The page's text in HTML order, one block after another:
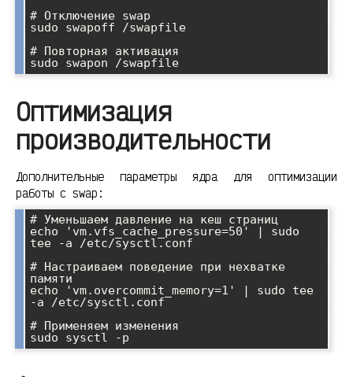
# Отключение swap
sudo swapoff /swapfile
# Повторная активация
sudo swapon /swapfile
Оптимизация
производительности
Дополнительные параметры ядра для оптимизации
работы с swap:
# Уменьшаем давление на кеш страниц
echo 'vm.vfs_cache_pressure=50' | sudo
tee -a /etc/sysctl.conf
# Настраиваем поведение при нехватке
памяти
echo 'vm.overcommit_memory=1' | sudo tee
-a /etc/sysctl.conf
# Применяем изменения
sudo sysctl -p